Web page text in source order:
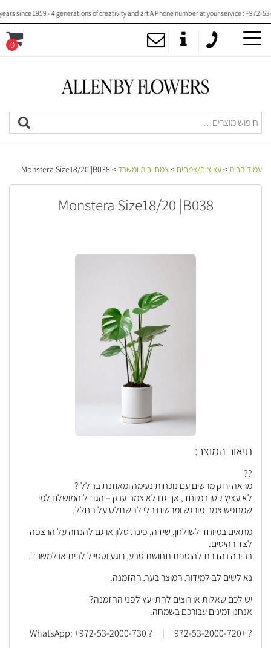
since 1959 - 4 generations of creativity and art A Phone number at your service : +972-53-
0
עמוד הבית>עציצים/צמחים >צמחי בית ומשרד> Monstera Size18/20 |B038
Monstera Size18/20 |B038
תיאור המוצר:
??
מראה ירוק מרשים עם נוכחות נעימה ומאוזנת בחלל ?
לא עציץ קטן במיוחד, אך גם לא צמח ענק – הגודל המושלם למי
שמחפש צמח מורגש ומרשים בלי להשתלט על החלל.
מתאים במיוחד לשולחן, שידה, פינת סלון או גם להנחה על הרצפה
לצד רהיטים.
בחירה נהדרת להוספת תחושת טבע, רוגע וסטייל לבית או למשרד.
נא לשים לב למידות המוצר בעת ההזמנה.
יש לכם שאלות או רוצים להתייעץ לפני ההזמנה?
אנחנו זמינים עבורכם בשמחה.
? +972-53-2000-720 | ? WhatsApp: +972-53-2000-730